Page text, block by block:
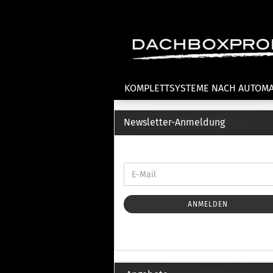
KOMPLETTSYSTEME NACH
Heckklappenfahrradträger
Anhängekupplungsträger
E-Bike Fahrradträger
Newsletter-Anmeldung
ANMELDEN